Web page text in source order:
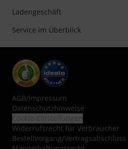
Ladengeschäft
Service im Überblick
AGB/Impressum
Datenschutzhinweise
Widerrufsrecht für Verbraucher
Bestellvorgang/Vertragsabschluss